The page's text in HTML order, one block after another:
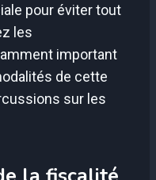
pour éviter tout
les
important
de cette
sur les